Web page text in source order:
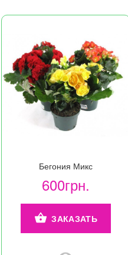
Бегония Микс
600грн.
ЗАКАЗАТЬ